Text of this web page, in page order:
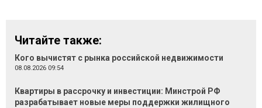
Читайте также:
Кого вычистят с рынка российской недвижимости
08.08.2026 09:54
Квартиры в рассрочку и инвестиции: Минстрой РФ
разрабатывает новые меры поддержки жилищного